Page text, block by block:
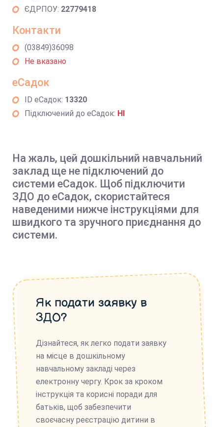
ЄДРПОУ: 22779418
Контакти
(03849)36098
Не вказано
еСадок
ID еСадок: 13320
Підключений до еСадок: НІ
На жаль, цей дошкільний навчальний
заклад ще не підключений до
системи еСадок. Щоб підключити
ЗДО до еСадок, скористайтеся
наведеними нижче інструкціями для
швидкого та зручного приєднання до
системи.
Як подати заявку в
ЗДО?
Дізнайтеся, як легко подати заявку
на місце в дошкільному
навчальному закладі через
електронну чергу. Крок за кроком
інструкція та корисні поради для
батьків, щоб забезпечити
своєчасну реєстрацію дитини в